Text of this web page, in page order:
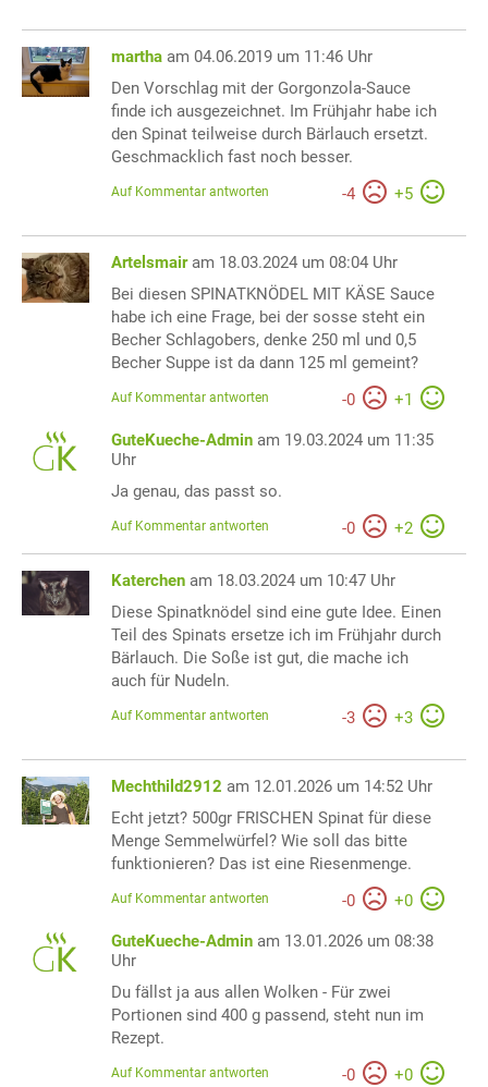
martha am 04.06.2019 um 11:46 Uhr
Den Vorschlag mit der Gorgonzola-Sauce
finde ich ausgezeichnet. Im Frühjahr habe ich
den Spinat teilweise durch Bärlauch ersetzt.
Geschmacklich fast noch besser.
-4 +5
Auf Kommentar antworten
Artelsmair am 18.03.2024 um 08:04 Uhr
Bei diesen SPINATKNÖDEL MIT KÄSE Sauce
habe ich eine Frage, bei der sosse steht ein
Becher Schlagobers, denke 250 ml und 0,5
Becher Suppe ist da dann 125 ml gemeint?
-0 +1
Auf Kommentar antworten
GuteKueche-Admin am 19.03.2024 um 11:35
Uhr
Ja genau, das passt so.
-0 +2
Auf Kommentar antworten
Katerchen am 18.03.2024 um 10:47 Uhr
Diese Spinatknödel sind eine gute Idee. Einen
Teil des Spinats ersetze ich im Frühjahr durch
Bärlauch. Die Soße ist gut, die mache ich
auch für Nudeln.
-3 +3
Auf Kommentar antworten
Mechthild2912 am 12.01.2026 um 14:52 Uhr
Echt jetzt? 500gr FRISCHEN Spinat für diese
Menge Semmelwürfel? Wie soll das bitte
funktionieren? Das ist eine Riesenmenge.
-0 +0
Auf Kommentar antworten
GuteKueche-Admin am 13.01.2026 um 08:38
Uhr
Du fällst ja aus allen Wolken - Für zwei
Portionen sind 400 g passend, steht nun im
Rezept.
-0 +0
Auf Kommentar antworten